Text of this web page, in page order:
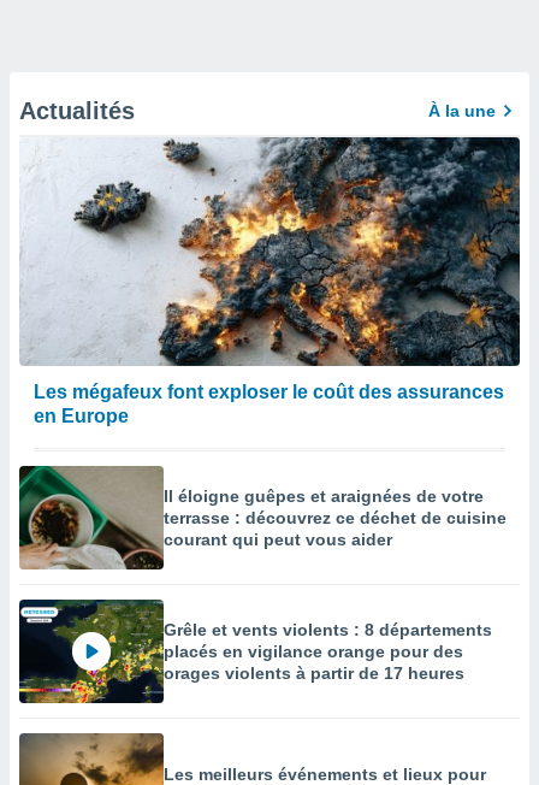
Actualités À la une
Les mégafeux font exploser le coût des assurances
en Europe
Il éloigne guêpes et araignées de votre
terrasse : découvrez ce déchet de cuisine
courant qui peut vous aider
Grêle et vents violents : 8 départements
placés en vigilance orange pour des
orages violents à partir de 17 heures
Les meilleurs événements et lieux pour